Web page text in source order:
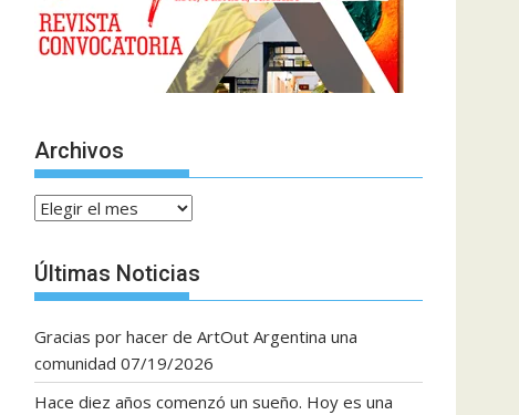
Archivos
Archivos
Últimas Noticias
Gracias por hacer de ArtOut Argentina una
comunidad 07/19/2026
Hace diez años comenzó un sueño. Hoy es una